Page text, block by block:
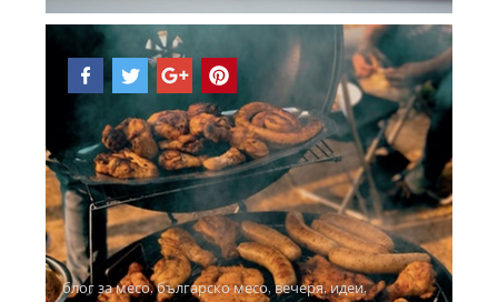
блог за месо,българско месо,вечеря,идеи,